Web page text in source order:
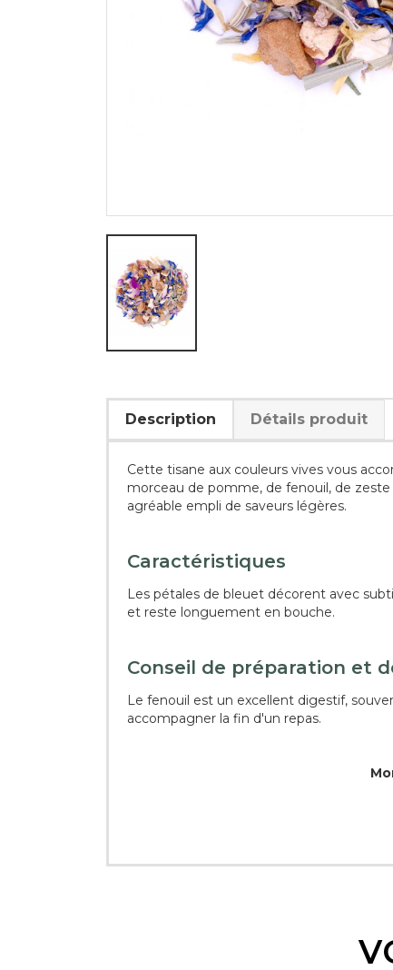
Description Détails produit
Cette tisane aux couleurs vives vous
morceau de pomme, de fenouil, de
agréable empli de saveurs légères.
Caractéristiques
Les pétales de bleuet décorent avec
et reste longuement en bouche.
Conseil de préparation et
Le fenouil est un excellent digestif,
accompagner la fin d'un repas.